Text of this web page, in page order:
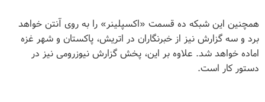
همچنین این شبکه ده قسمت «اکسپلینر» را به روی آنتن خواهد
برد و سه گزارش نیز از خبرنگاران در اتریش، پاکستان و شهر غزه
اماده خواهد شد. علاوه بر این، پخش گزارش نیوزرومی نیز در
دستور کار است.